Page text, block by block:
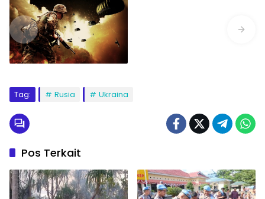
Tag: Rusia Ukraina
Pos Terkait